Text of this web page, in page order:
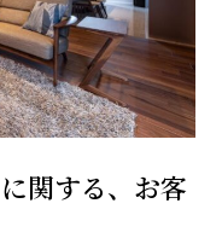
関する、お客